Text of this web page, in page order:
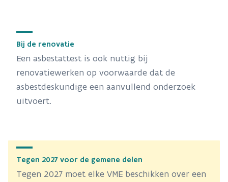
Bij de renovatie
Een asbestattest is ook nuttig bij
renovatiewerken op voorwaarde dat de
asbestdeskundige een aanvullend onderzoek
uitvoert.
Tegen 2027 voor de gemene delen
Tegen 2027 moet elke VME beschikken over een